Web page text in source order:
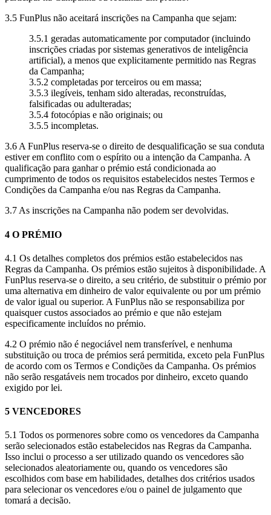
3.5 FunPlus não aceitará inscrições na Campanha que sejam:
3.5.1 geradas automaticamente por computador (incluindo
inscrições criadas por sistemas generativos de inteligência
artificial), a menos que explicitamente permitido nas Regras
da Campanha;
3.5.2 completadas por terceiros ou em massa;
3.5.3 ilegíveis, tenham sido alteradas, reconstruídas,
falsificadas ou adulteradas;
3.5.4 fotocópias e não originais; ou
3.5.5 incompletas.
3.6 A FunPlus reserva-se o direito de desqualificação se sua conduta
estiver em conflito com o espírito ou a intenção da Campanha. A
qualificação para ganhar o prémio está condicionada ao
cumprimento de todos os requisitos estabelecidos nestes Termos e
Condições da Campanha e/ou nas Regras da Campanha.
3.7 As inscrições na Campanha não podem ser devolvidas.
4 O PRÉMIO
4.1 Os detalhes completos dos prémios estão estabelecidos nas
Regras da Campanha. Os prémios estão sujeitos à disponibilidade. A
FunPlus reserva-se o direito, a seu critério, de substituir o prémio por
uma alternativa em dinheiro de valor equivalente ou por um prémio
de valor igual ou superior. A FunPlus não se responsabiliza por
quaisquer custos associados ao prémio e que não estejam
especificamente incluídos no prémio.
4.2 O prémio não é negociável nem transferível, e nenhuma
substituição ou troca de prémios será permitida, exceto pela FunPlus
de acordo com os Termos e Condições da Campanha. Os prémios
não serão resgatáveis nem trocados por dinheiro, exceto quando
exigido por lei.
5 VENCEDORES
5.1 Todos os pormenores sobre como os vencedores da Campanha
serão selecionados estão estabelecidos nas Regras da Campanha.
Isso inclui o processo a ser utilizado quando os vencedores são
selecionados aleatoriamente ou, quando os vencedores são
escolhidos com base em habilidades, detalhes dos critérios usados
para selecionar os vencedores e/ou o painel de julgamento que
tomará a decisão.